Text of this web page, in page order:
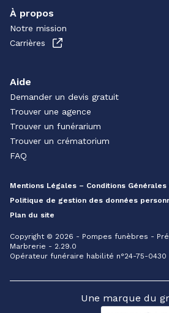
À propos
Notre mission
Carrières
Aide
Demander un devis gratuit
Trouver une agence
Trouver un funérarium
Trouver un crématorium
FAQ
Mentions Légales – Conditions Générales
Politique de gestion des données
Plan du site
Copyright © 2026 - Pompes funèbres -
Marbrerie - 2.29.0
Opérateur funéraire habilité n°24-75-0430
Une marque du